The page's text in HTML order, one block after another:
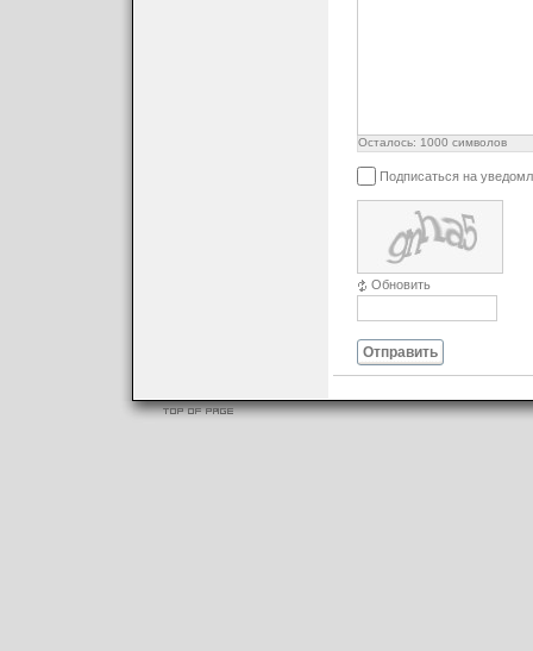
Осталось: 1000 символов
Подписаться на
Обновить
Отправить